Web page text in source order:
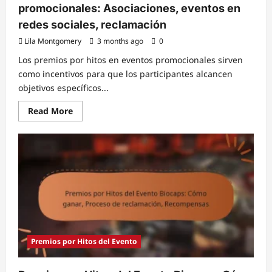
promocionales: Asociaciones, eventos en
redes sociales, reclamación
Lila Montgomery 3 months ago 0
Los premios por hitos en eventos promocionales sirven
como incentivos para que los participantes alcancen
objetivos específicos...
Read MoreRead
more
Premios
hitos
eventos
eventos
en
sociales,
reclamación
Premios por Hitos del Evento